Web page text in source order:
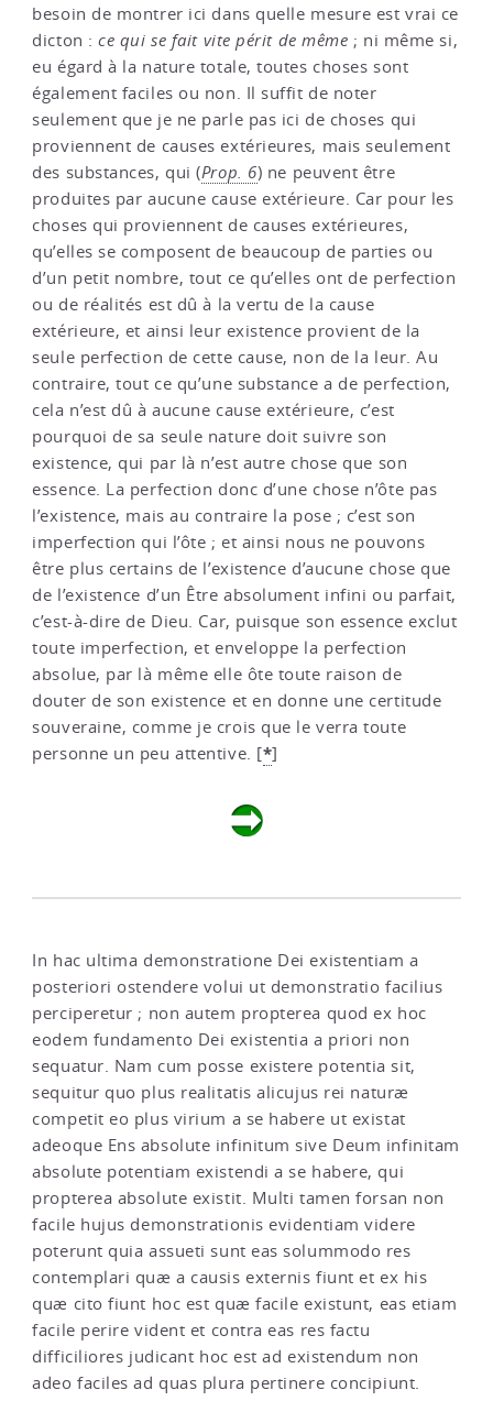
besoin de montrer ici dans quelle mesure est vrai ce
dicton :ce qui se fait vite périt de même ; ni même si,
eu égard à la nature totale, toutes choses sont
également faciles ou non. Il suffit de noter
seulement que je ne parle pas ici de choses qui
proviennent de causes extérieures, mais seulement
des substances, qui (Prop. 6) ne peuvent être
produites par aucune cause extérieure. Car pour les
choses qui proviennent de causes extérieures,
qu’elles se composent de beaucoup de parties ou
d’un petit nombre, tout ce qu’elles ont de perfection
ou de réalités est dû à la vertu de la cause
extérieure, et ainsi leur existence provient de la
seule perfection de cette cause, non de la leur. Au
contraire, tout ce qu’une substance a de perfection,
cela n’est dû à aucune cause extérieure, c’est
pourquoi de sa seule nature doit suivre son
existence, qui par là n’est autre chose que son
essence. La perfection donc d’une chose n’ôte pas
l’existence, mais au contraire la pose ; c’est son
imperfection qui l’ôte ; et ainsi nous ne pouvons
être plus certains de l’existence d’aucune chose que
de l’existence d’un Être absolument infini ou parfait,
c’est-à-dire de Dieu. Car, puisque son essence exclut
toute imperfection, et enveloppe la perfection
absolue, par là même elle ôte toute raison de
douter de son existence et en donne une certitude
souveraine, comme je crois que le verra toute
personne un peu attentive. [*]
In hac ultima demonstratione Dei existentiam a
posteriori ostendere volui ut demonstratio facilius
perciperetur ; non autem propterea quod ex hoc
eodem fundamento Dei existentia a priori non
sequatur. Nam cum posse existere potentia sit,
sequitur quo plus realitatis alicujus rei naturæ
competit eo plus virium a se habere ut existat
adeoque Ens absolute infinitum sive Deum infinitam
absolute potentiam existendi a se habere, qui
propterea absolute existit. Multi tamen forsan non
facile hujus demonstrationis evidentiam videre
poterunt quia assueti sunt eas solummodo res
contemplari quæ a causis externis fiunt et ex his
quæ cito fiunt hoc est quæ facile existunt, eas etiam
facile perire vident et contra eas res factu
difficiliores judicant hoc est ad existendum non
adeo faciles ad quas plura pertinere concipiunt.